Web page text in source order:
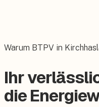
Warum BTPV in
Ihr
die